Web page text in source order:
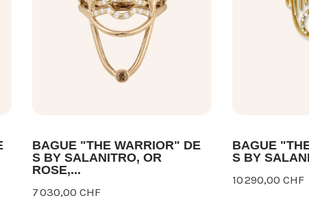
BAGUE "THE WARRIOR" DE
S BY SALANITRO, OR
ROSE,...
7 030,00 CHF
BAGUE
S BY
10 290,00 CHF